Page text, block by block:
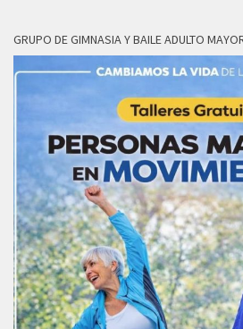
GRUPO DE GIMNASIA Y BAILE ADULTO